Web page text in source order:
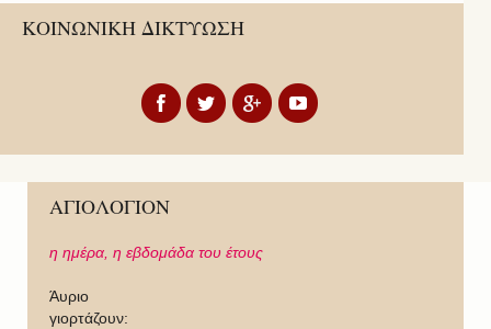
ΚΟΙΝΩΝΙΚΗ ΔΙΚΤΥΩΣΗ
ΑΓΙΟΛΟΓΙΟΝ
η ημέρα, η εβδομάδα του έτους
Άυριο
γιορτάζουν: